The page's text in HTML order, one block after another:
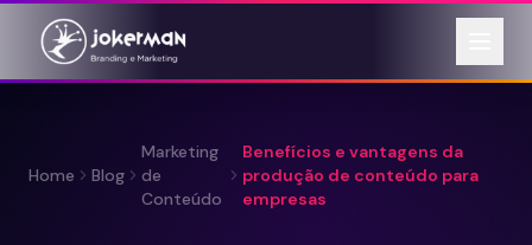
Home Blog
Marketing
de
Conteúdo
Benefícios e vantagens da
produção de conteúdo para
empresas